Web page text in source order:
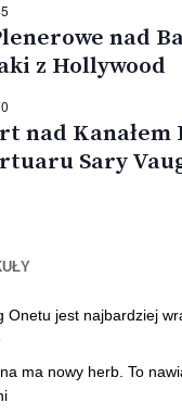
nad
z Hollywood
nad Kanałem
Sary
Onetu jest najbardziej
ma nowy herb. To